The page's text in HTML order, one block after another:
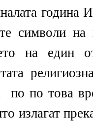
година
символи на
на един
по по това
излагат